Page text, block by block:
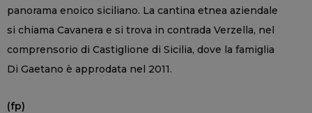
panorama enoico siciliano. La cantina etnea aziendale
si chiama Cavanera e si trova in contrada Verzella, nel
comprensorio di Castiglione di Sicilia, dove la famiglia
Di Gaetano è approdata nel 2011.
(fp)